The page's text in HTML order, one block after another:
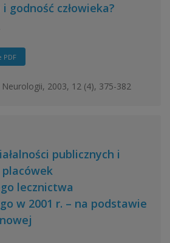
godność człowieka?
PDF
2003, 12 (4), 375-382
publicznych i
lecznictwa
w 2001 r. – na podstawie